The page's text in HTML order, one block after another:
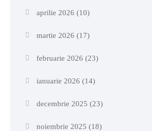
aprilie 2026 (10)
martie 2026 (17)
februarie 2026 (23)
ianuarie 2026 (14)
decembrie 2025 (23)
noiembrie 2025 (18)